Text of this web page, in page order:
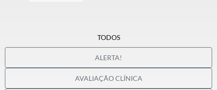
ALERTA!
AVALIAÇÃO CLÍNICA
TODOS